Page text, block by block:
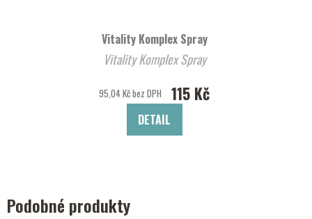
Vitality Komplex Spray
Vitality Komplex Spray
95,04 Kč bez DPH 115 Kč
DETAIL
Podobné produkty